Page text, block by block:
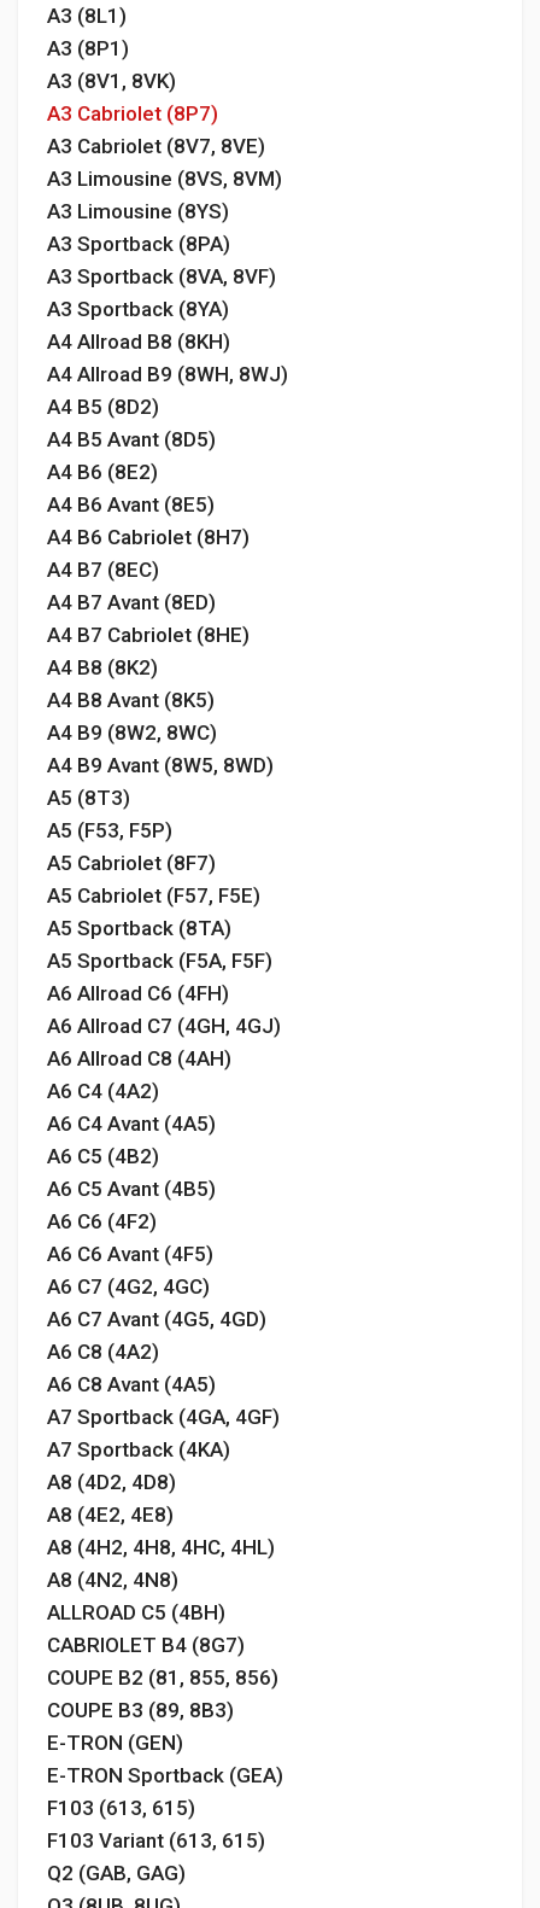
A3 (8L1)
A3 (8P1)
A3 (8V1, 8VK)
A3 Cabriolet (8P7)
A3 Cabriolet (8V7, 8VE)
A3 Limousine (8VS, 8VM)
A3 Limousine (8YS)
A3 Sportback (8PA)
A3 Sportback (8VA, 8VF)
A3 Sportback (8YA)
A4 Allroad B8 (8KH)
A4 Allroad B9 (8WH, 8WJ)
A4 B5 (8D2)
A4 B5 Avant (8D5)
A4 B6 (8E2)
A4 B6 Avant (8E5)
A4 B6 Cabriolet (8H7)
A4 B7 (8EC)
A4 B7 Avant (8ED)
A4 B7 Cabriolet (8HE)
A4 B8 (8K2)
A4 B8 Avant (8K5)
A4 B9 (8W2, 8WC)
A4 B9 Avant (8W5, 8WD)
A5 (8T3)
A5 (F53, F5P)
A5 Cabriolet (8F7)
A5 Cabriolet (F57, F5E)
A5 Sportback (8TA)
A5 Sportback (F5A, F5F)
A6 Allroad C6 (4FH)
A6 Allroad C7 (4GH, 4GJ)
A6 Allroad C8 (4AH)
A6 C4 (4A2)
A6 C4 Avant (4A5)
A6 C5 (4B2)
A6 C5 Avant (4B5)
A6 C6 (4F2)
A6 C6 Avant (4F5)
A6 C7 (4G2, 4GC)
A6 C7 Avant (4G5, 4GD)
A6 C8 (4A2)
A6 C8 Avant (4A5)
A7 Sportback (4GA, 4GF)
A7 Sportback (4KA)
A8 (4D2, 4D8)
A8 (4E2, 4E8)
A8 (4H2, 4H8, 4HC, 4HL)
A8 (4N2, 4N8)
ALLROAD C5 (4BH)
CABRIOLET B4 (8G7)
COUPE B2 (81, 855, 856)
COUPE B3 (89, 8B3)
E-TRON (GEN)
E-TRON Sportback (GEA)
F103 (613, 615)
F103 Variant (613, 615)
Q2 (GAB, GAG)